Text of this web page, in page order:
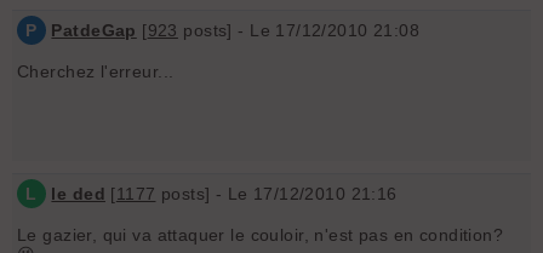
P PatdeGap [923 posts] - Le 17/12/2010 21:08
Cherchez l'erreur...
L le ded [1177 posts] - Le 17/12/2010 21:16
Le gazier, qui va attaquer le couloir, n'est pas en condition?